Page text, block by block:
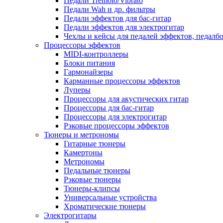
Педали Wah и др. фильтры
Педали эффектов для бас-гитар
Педали эффектов для электрогитар
Чехлы и кейсы для педалей эффектов,
Процессоры эффектов
MIDI-контроллеры
Блоки питания
Гармонайзеры
Карманные процессоры эффектов
Луперы
Процессоры для акустических гитар
Процессоры для бас-гитар
Процессоры для электрогитар
Рэковые процессоры эффектов
Тюнеры и метрономы
Гитарные тюнеры
Камертоны
Метрономы
Педальные тюнеры
Рэковые тюнеры
Тюнеры-клипсы
Универсальные устройства
Хроматические тюнеры
Электрогитары